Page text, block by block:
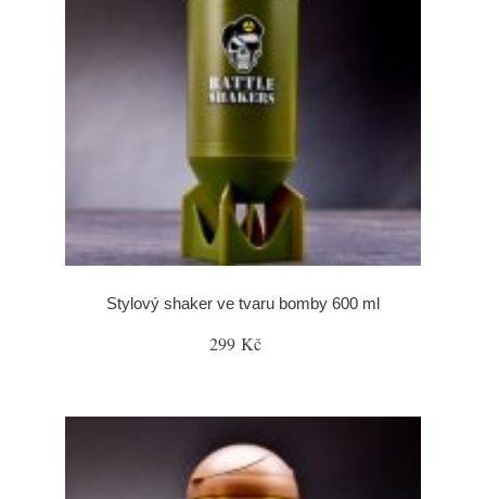
Stylový shaker ve tvaru bomby 600 ml
299 Kč